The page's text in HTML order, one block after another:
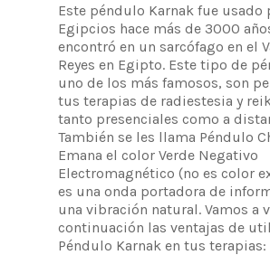
Este péndulo Karnak fue usado
Egipcios hace más de 3000
encontró en un sarcófago en el
Reyes en Egipto. Este tipo de
uno de los más famosos, son
tus terapias de radiestesia y
tanto presenciales como a
También se les llama Péndulo
Emana el color Verde Negativo
Electromagnético (no es color
es una onda portadora de
una vibración natural. Vamos a
continuación las ventajas de
Péndulo Karnak en tus terapias: